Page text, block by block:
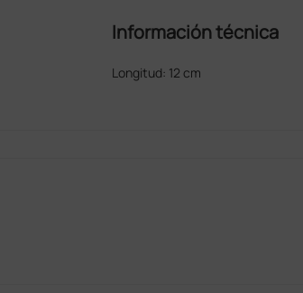
Información técnica
Longitud: 12 cm